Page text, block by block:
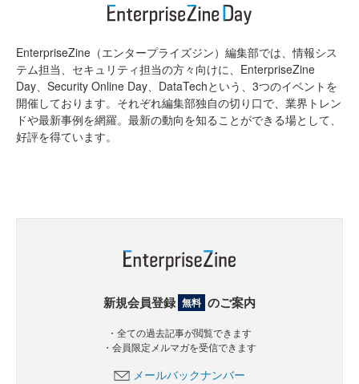
EnterpriseZine（エンタープライズジン）編集部では、情報シス
テム担当、セキュリティ担当の方々向けに、EnterpriseZine
Day、Security Online Day、DataTechという、3つのイベントを
開催しております。それぞれ編集部独自の切り口で、業界トレン
ドや最新事例を網羅。最新の動向を知ることができる場として、
好評を得ています。
新規会員登録 無料 のご案内
・全ての過去記事が閲覧できます
・会員限定メルマガを受信できます
メールバックナンバー